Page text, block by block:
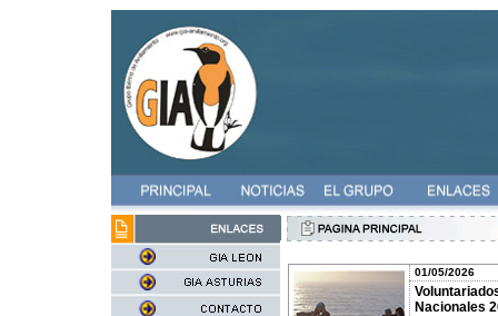
01/05/2026
Nacionales